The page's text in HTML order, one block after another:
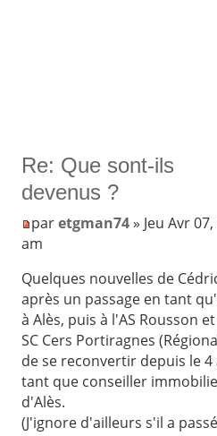
Re: Que sont-ils
devenus ?
paretgman74» Jeu Avr
am
Quelques nouvelles de
après un passage en tant
à Alès, puis à l'AS Rousson
SC Cers Portiragnes
de se reconvertir depuis le 4
tant que conseiller
d'Alès.
(J'ignore d'ailleurs s'il a